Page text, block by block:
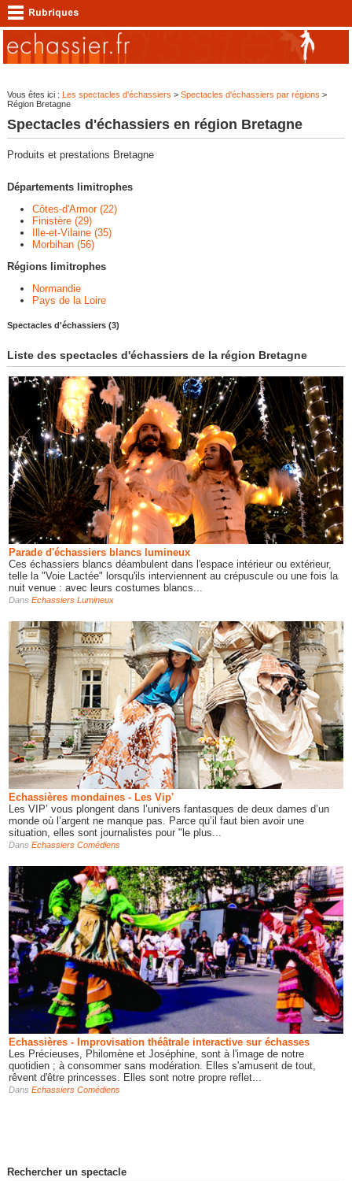
Vous êtes ici : Les spectacles d'échassiers > Spectacles d'échassiers par régions >
Région Bretagne
Spectacles d'échassiers en région Bretagne
Produits et prestations Bretagne
Départements limitrophes
Côtes-d'Armor (22)
Finistère (29)
Ille-et-Vilaine (35)
Morbihan (56)
Régions limitrophes
Normandie
Pays de la Loire
Spectacles d'échassiers (3)
Liste des spectacles d'échassiers de la région Bretagne
Parade d'échassiers blancs lumineux
Ces échassiers blancs déambulent dans l'espace intérieur ou extérieur,
telle la "Voie Lactée" lorsqu'ils interviennent au crépuscule ou une fois la
nuit venue : avec leurs costumes blancs...
Dans Echassiers Lumineux
Echassières mondaines - Les Vip'
Les VIP’ vous plongent dans l’univers fantasques de deux dames d’un
monde où l’argent ne manque pas. Parce qu’il faut bien avoir une
situation, elles sont journalistes pour "le plus...
Dans Echassiers Comédiens
Echassières - Improvisation théâtrale interactive sur échasses
Les Précieuses, Philomène et Joséphine, sont à l'image de notre
quotidien ; à consommer sans modération. Elles s'amusent de tout,
rêvent d'être princesses. Elles sont notre propre reflet...
Dans Echassiers Comédiens
Rechercher un spectacle